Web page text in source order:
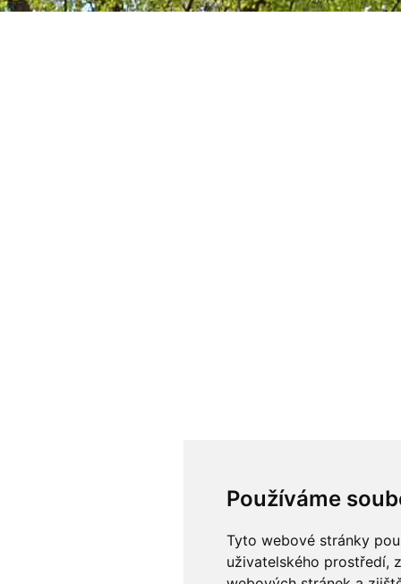
Používáme
Tyto webové stránky
uživatelského prostředí,